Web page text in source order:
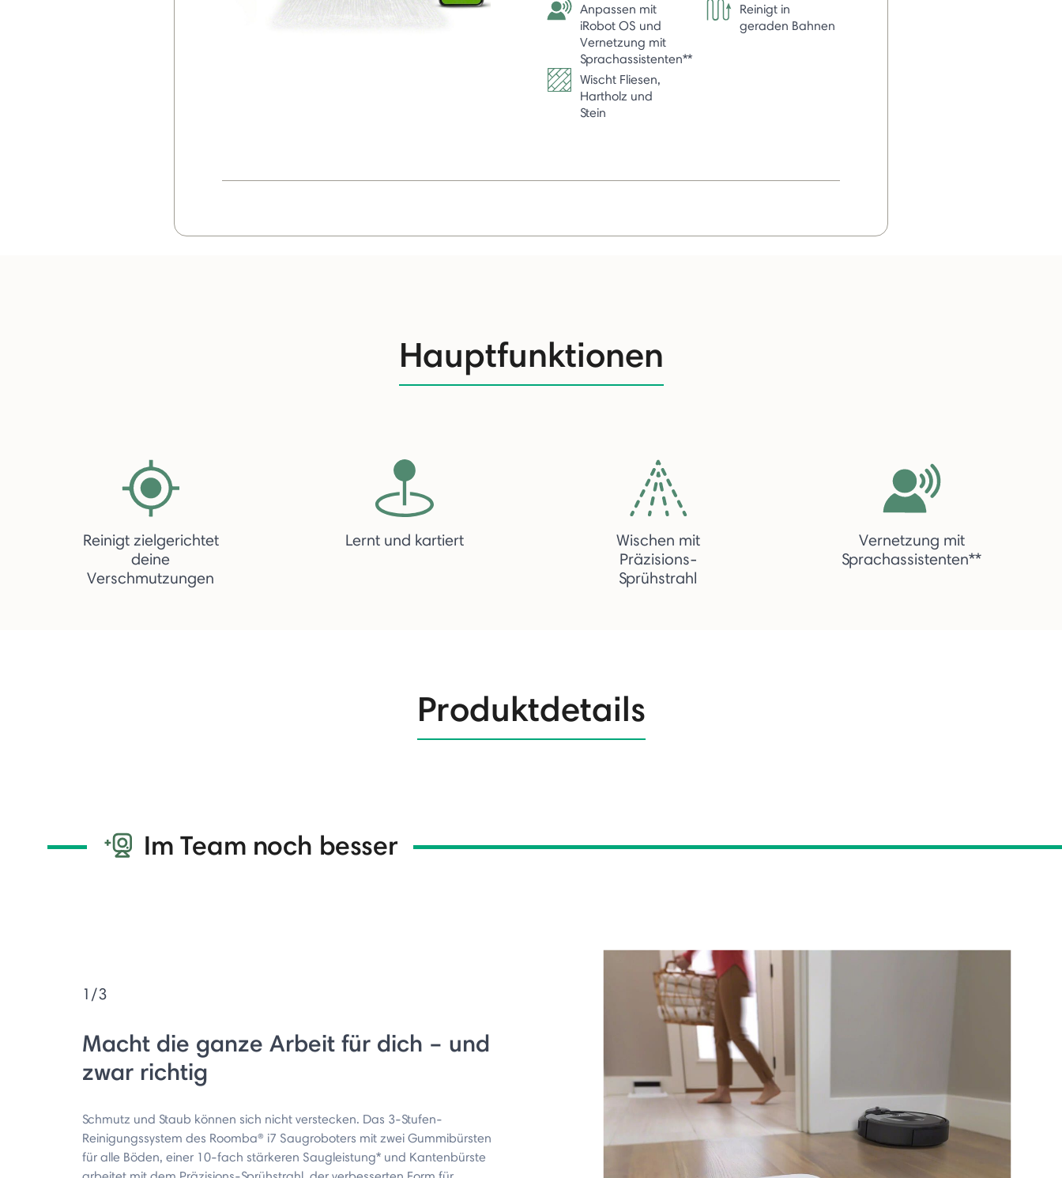
Anpassen mit
iRobot OS und
Vernetzung mit
Sprachassistenten**
Reinigt in
geraden Bahnen
Wischt Fliesen,
Hartholz und
Stein
Hauptfunktionen
Reinigt zielgerichtet
deine
Verschmutzungen
Lernt und kartiert
Wischen mit
Präzisions-
Sprühstrahl
Vernetzung mit
Sprachassistenten**
Produktdetails
Im Team noch besser
1/3
Macht die ganze Arbeit für dich – und
zwar richtig
Schmutz und Staub können sich nicht verstecken. Das 3-Stufen-
Reinigungssystem des Roomba® i7 Saugroboters mit zwei Gummibürsten
für alle Böden, einer 10-fach stärkeren Saugleistung* und Kantenbürste